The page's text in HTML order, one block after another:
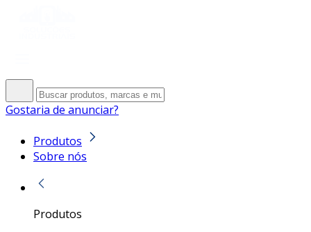
Gostaria de anunciar?
Produtos
Sobre nós
Produtos